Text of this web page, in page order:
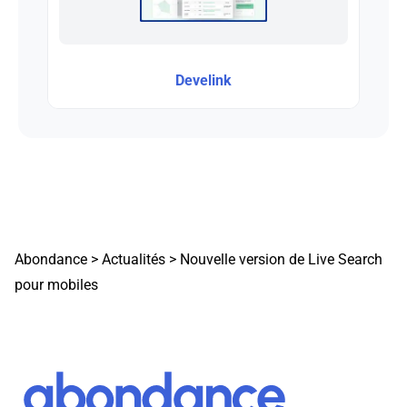
Develink
Abondance > Actualités > Nouvelle version de Live Search
pour mobiles